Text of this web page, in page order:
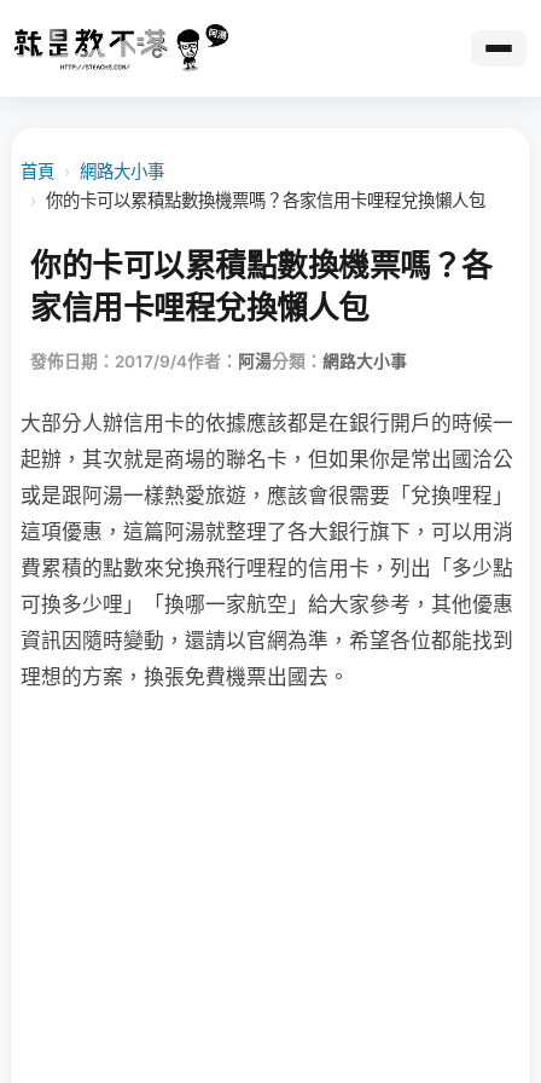
首頁 › 網路大小事
› 你的卡可以累積點數換機票嗎？各家信用卡哩程兌換懶人包
你的卡可以累積點數換機票嗎？各
家信用卡哩程兌換懶人包
發佈日期：2017/9/4作者： 阿湯分類： 網路大小事
大部分人辦信用卡的依據應該都是在銀行開戶的時候一
起辦，其次就是商場的聯名卡，但如果你是常出國洽公
或是跟阿湯一樣熱愛旅遊，應該會很需要「兌換哩程」
這項優惠，這篇阿湯就整理了各大銀行旗下，可以用消
費累積的點數來兌換飛行哩程的信用卡，列出「多少點
可換多少哩」「換哪一家航空」給大家參考，其他優惠
資訊因隨時變動，還請以官網為準，希望各位都能找到
理想的方案，換張免費機票出國去。